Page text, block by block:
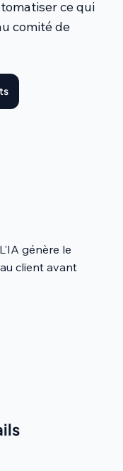
ce qui
comité de
génère le
client avant